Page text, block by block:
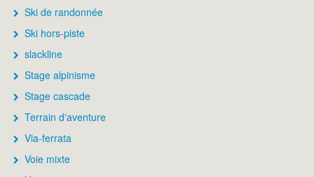
Ski de randonnée
Ski hors-piste
slackline
Stage alpinisme
Stage cascade
Terrain d'aventure
Via-ferrata
Voie mixte